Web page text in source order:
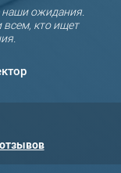
наши ожидания.
всем, кто ищет
отзывов